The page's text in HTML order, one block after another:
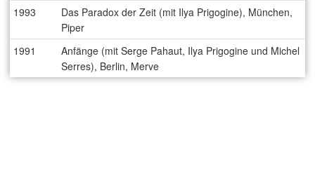
1993
Das Paradox der Zeit (mit Ilya Prigogine), München,
Piper
1991
Anfänge (mit Serge Pahaut, Ilya Prigogine und Michel
Serres), Berlin, Merve